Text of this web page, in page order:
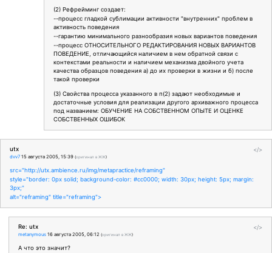
(2) Рефрейминг создает:
--процесс гладкой сублимации активности "внутренних" проблем в
активность поведения
--гарантию минимального разнообразия новых вариантов поведения
--процесс ОТНОСИТЕЛЬНОГО РЕДАКТИРОВАНИЯ НОВЫХ ВАРИАНТОВ
ПОВЕДЕНИЕ, отличающийся наличием в нем обратной связи с
контекстами реальности и наличием механизма двойного учета
качества образцов поведения а) до их проверки в жизни и б) после
такой проверки
(3) Свойства процесса указанного в п(2) задают необходимые и
достаточные условия для реализации другого архиважного процесса
под названием: ОБУЧЕНИЕ НА СОБСТВЕННОМ ОПЫТЕ И ОЦЕНКЕ
СОБСТВЕННЫХ ОШИБОК
</>
utx
dvv7 15 августа 2005, 15:39 (оригинал в ЖЖ)
src="http://utx.ambience.ru/img/metapractice/reframing"
style="border: 0px solid; background-color: #cc0000; width: 30px; height: 5px; margin:
3px;"
alt="reframing" title="reframing">
</>
Re: utx
metanymous 16 августа 2005, 06:12 (оригинал в ЖЖ)
А что это значит?